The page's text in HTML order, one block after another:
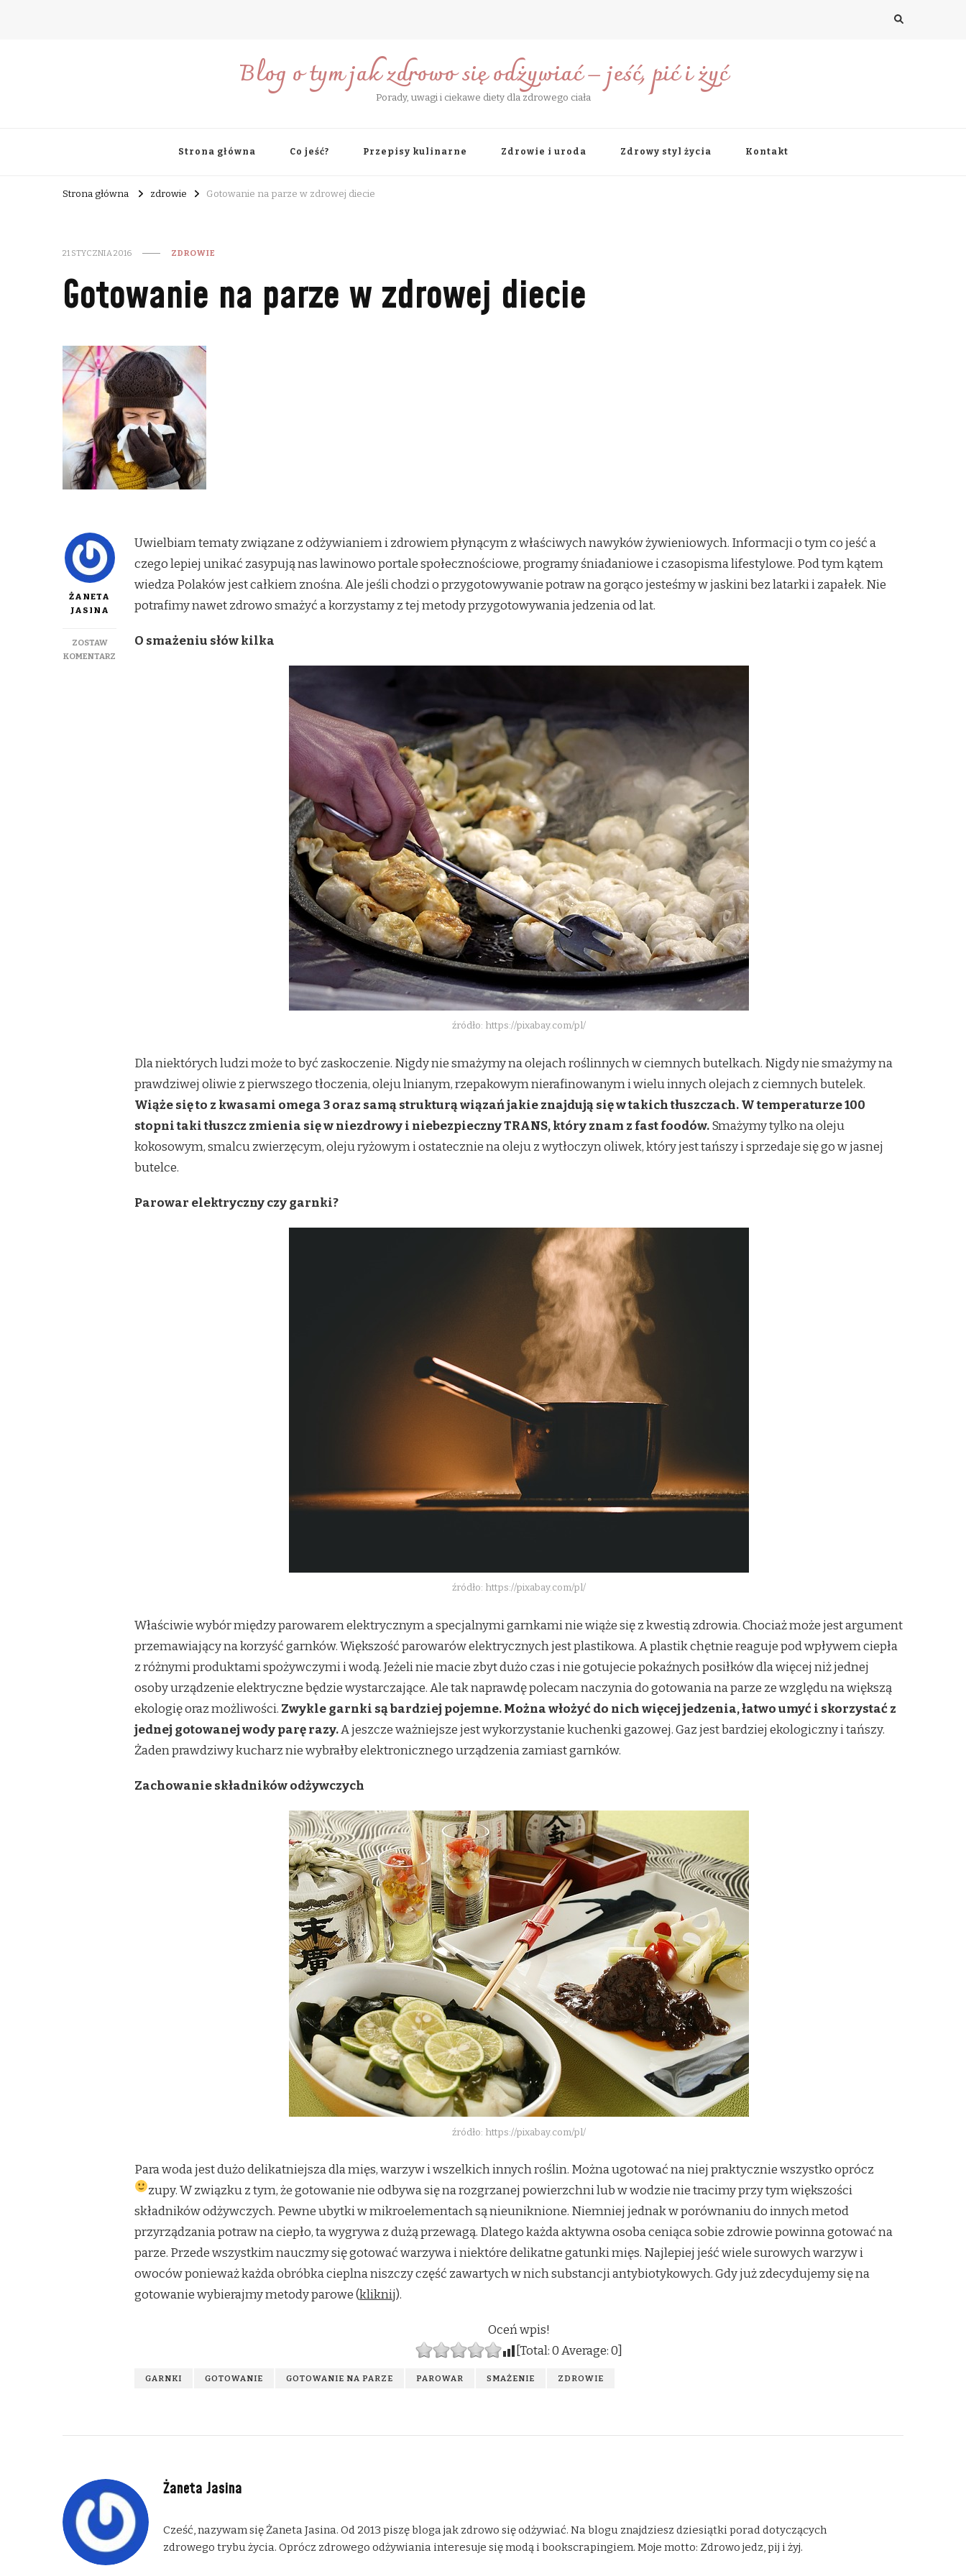
Blog o tym jak zdrowo się odżywiać – jeść, pić i żyć
Porady, uwagi i ciekawe diety dla zdrowego ciała
Strona główna Co jeść? Przepisy kulinarne Zdrowie i uroda Zdrowy styl życia Kontakt
Strona główna zdrowie Gotowanie na parze w zdrowej diecie
21 STYCZNIA 2016 ZDROWIE
Gotowanie na parze w zdrowej diecie
ŻANETA
JASINA
ZOSTAW
KOMENTARZ
Uwielbiam tematy związane z odżywianiem i zdrowiem płynącym z właściwych nawyków żywieniowych. Informacji o tym co jeść a
czego lepiej unikać zasypują nas lawinowo portale społecznościowe, programy śniadaniowe i czasopisma lifestylowe. Pod tym kątem
wiedza Polaków jest całkiem znośna. Ale jeśli chodzi o przygotowywanie potraw na gorąco jesteśmy w jaskini bez latarki i zapałek. Nie
potrafimy nawet zdrowo smażyć a korzystamy z tej metody przygotowywania jedzenia od lat.
O smażeniu słów kilka
źródło: https://pixabay.com/pl/
Dla niektórych ludzi może to być zaskoczenie. Nigdy nie smażymy na olejach roślinnych w ciemnych butelkach. Nigdy nie smażymy na
prawdziwej oliwie z pierwszego tłoczenia, oleju lnianym, rzepakowym nierafinowanym i wielu innych olejach z ciemnych butelek.
Wiąże się to z kwasami omega 3 oraz samą strukturą wiązań jakie znajdują się w takich tłuszczach. W temperaturze 100
stopni taki tłuszcz zmienia się w niezdrowy i niebezpieczny TRANS, który znam z fast foodów.Smażymy tylko na oleju
kokosowym, smalcu zwierzęcym, oleju ryżowym i ostatecznie na oleju z wytłoczyn oliwek, który jest tańszy i sprzedaje się go w jasnej
butelce.
Parowar elektryczny czy garnki?
źródło: https://pixabay.com/pl/
Właściwie wybór między parowarem elektrycznym a specjalnymi garnkami nie wiąże się z kwestią zdrowia. Chociaż może jest argument
przemawiający na korzyść garnków. Większość parowarów elektrycznych jest plastikowa. A plastik chętnie reaguje pod wpływem ciepła
z różnymi produktami spożywczymi i wodą. Jeżeli nie macie zbyt dużo czas i nie gotujecie pokaźnych posiłków dla więcej niż jednej
osoby urządzenie elektryczne będzie wystarczające. Ale tak naprawdę polecam naczynia do gotowania na parze ze względu na większą
ekologię oraz możliwości. Zwykle garnki są bardziej pojemne. Można włożyć do nich więcej jedzenia, łatwo umyć i skorzystać z
jednej gotowanej wody parę razy.A jeszcze ważniejsze jest wykorzystanie kuchenki gazowej. Gaz jest bardziej ekologiczny i tańszy.
Żaden prawdziwy kucharz nie wybrałby elektronicznego urządzenia zamiast garnków.
Zachowanie składników odżywczych
źródło: https://pixabay.com/pl/
Para woda jest dużo delikatniejsza dla mięs, warzyw i wszelkich innych roślin. Można ugotować na niej praktycznie wszystko oprócz
zupy.W związku z tym, że gotowanie nie odbywa się na rozgrzanej powierzchni lub w wodzie nie tracimy przy tym większości
składników odżywczych. Pewne ubytki w mikroelementach są nieuniknione. Niemniej jednak w porównaniu do innych metod
przyrządzania potraw na ciepło, ta wygrywa z dużą przewagą. Dlatego każda aktywna osoba ceniąca sobie zdrowie powinna gotować na
parze. Przede wszystkim nauczmy się gotować warzywa i niektóre delikatne gatunki mięs. Najlepiej jeść wiele surowych warzyw i
owoców ponieważ każda obróbka cieplna niszczy część zawartych w nich substancji antybiotykowych. Gdy już zdecydujemy się na
gotowanie wybierajmy metody parowe (kliknij).
Oceń wpis!
[Total:0Average:0
GARNKI GOTOWANIE GOTOWANIE NA PARZE PAROWAR SMAŻENIE ZDROWIE
Żaneta Jasina
Cześć, nazywam się Żaneta Jasina. Od 2013 piszę bloga jak zdrowo się odżywiać. Na blogu znajdziesz dziesiątki porad dotyczących
zdrowego trybu życia. Oprócz zdrowego odżywiania interesuje się modą i bookscrapingiem. Moje motto: Zdrowo jedz, pij i żyj.